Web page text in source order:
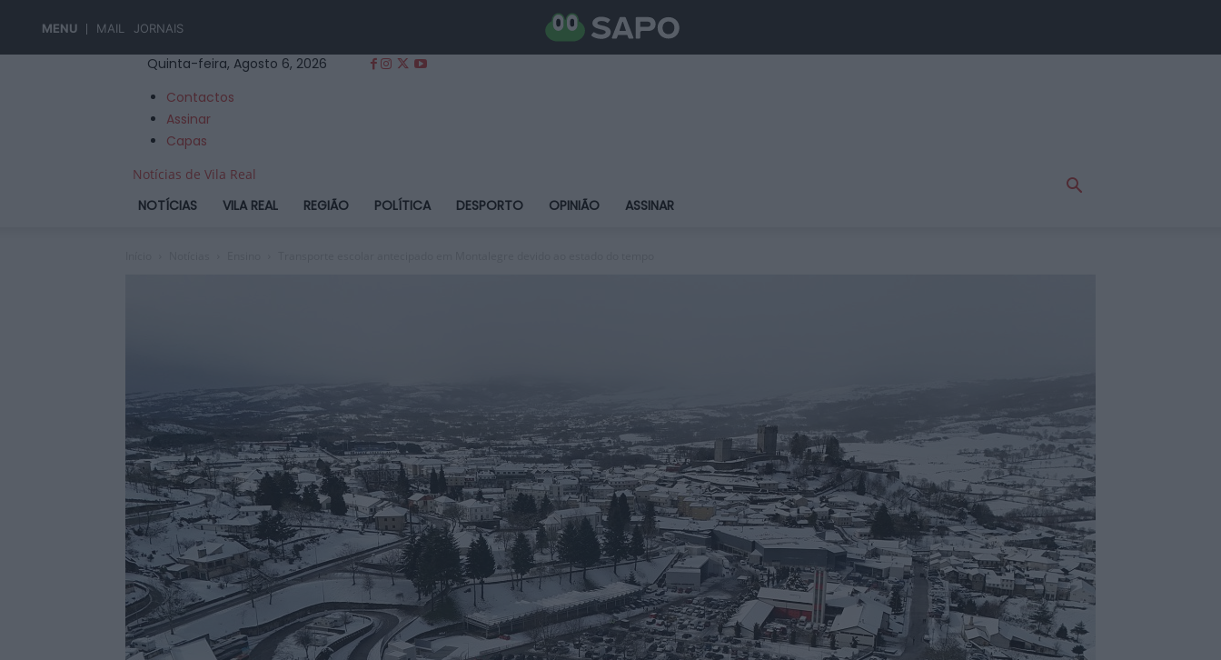
MENU MAIL JORNAIS
Quinta-feira, Agosto 6, 2026
Contactos
Assinar
Capas
Notícias de Vila Real
NOTÍCIAS VILA REAL REGIÃO POLÍTICA DESPORTO OPINIÃO ASSINAR